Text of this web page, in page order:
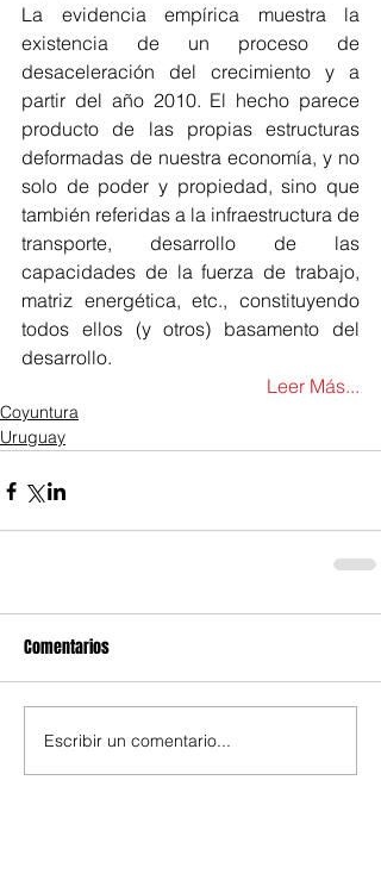
La evidencia empírica muestra la
existencia de un proceso de
desaceleración del crecimiento y a
partir del año 2010. El hecho parece
producto de las propias estructuras
deformadas de nuestra economía, y no
solo de poder y propiedad, sino que
también referidas a la infraestructura de
transporte, desarrollo de las
capacidades de la fuerza de trabajo,
matriz energética, etc., constituyendo
todos ellos (y otros) basamento del
desarrollo.
Leer Más...
Coyuntura
Uruguay
Comentarios
Escribir un comentario...